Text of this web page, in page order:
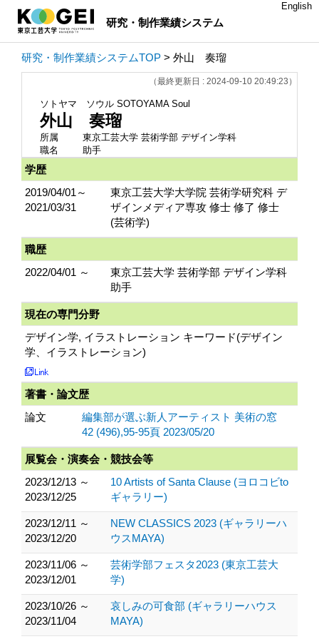
研究・制作業績システム
English
研究・制作業績システムTOP > 外山 奏瑠
（最終更新日 : 2024-09-10 20:49:23）
ソトヤマ ソウル SOTOYAMA Soul
外山 奏瑠
所属
東京工芸大学 芸術学部 デザイン学科
職名
助手
学歴
2019/04/01～
2021/03/31
東京工芸大学大学院 芸術学研究科 デ
ザインメディア専攻 修士 修了 修士
(芸術学)
職歴
2022/04/01 ～
東京工芸大学 芸術学部 デザイン学科
助手
現在の専門分野
デザイン学, イラストレーション キーワード(デザイン
学、イラストレーション)
著書・論文歴
論文
編集部が選ぶ新人アーティスト 美術の窓
42 (496),95-95頁 2023/05/20
展覧会・演奏会・競技会等
2023/12/13 ～
2023/12/25
10 Artists of Santa Clause (ヨロコビto
ギャラリー)
2023/12/11 ～
2023/12/20
NEW CLASSICS 2023 (ギャラリーハ
ウスMAYA)
2023/11/06 ～
2023/12/01
芸術学部フェスタ2023 (東京工芸大
学)
2023/10/26 ～
2023/11/04
哀しみの可食部 (ギャラリーハウス
MAYA)